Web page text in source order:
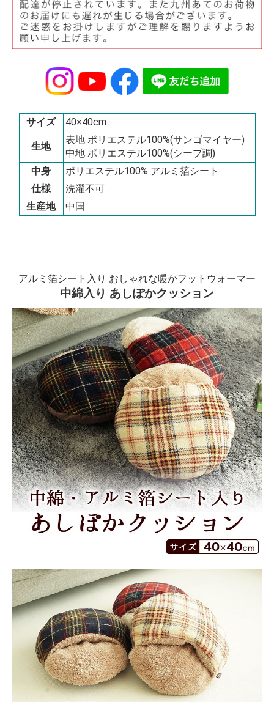
サイズ 40×40cm
生地
表地 ポリエステル100%(サンゴマイヤー)
中地 ポリエステル100%(シープ調)
中身
ポリエステル100% アルミ箔シート
仕様
洗濯不可
生産地
中国
アルミ箔シート入り おしゃれな暖かフットウォーマー
中綿入り あしぽかクッション